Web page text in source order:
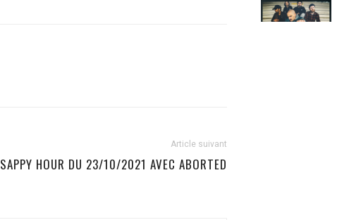
Article suivant
SAPPY HOUR DU 23/10/2021 AVEC ABORTED